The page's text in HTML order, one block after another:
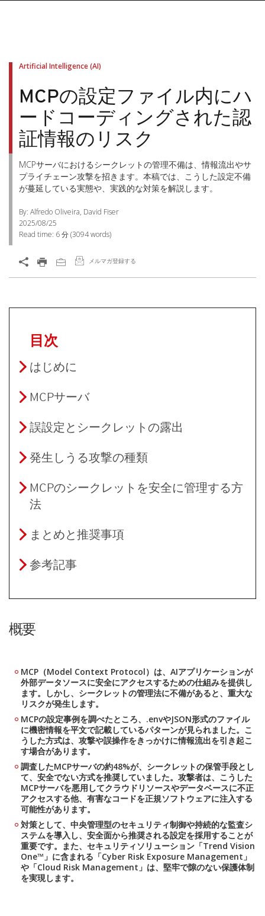
Artificial Intelligence (AI)
MCPの設定ファイル内にハ
ードコーディングされた認
証情報のリスク
MCPサーバにおけるシークレットの管理不備は、情報流出やサ
プライチェーン攻撃を招きます。本稿では、こうした設定不備
が蔓延している実態や、実践的な対策を解説します。
By: Alfredo Oliveira, David Fiser
2025/08/25
Read time: 6 分(3094words)
メルマガ登録する
目次
はじめに
MCPサーバ
誤設定とシークレットの露出
発生しうる攻撃の種類
MCPのシークレットを安全に管理する方
法
まとめと推奨事項
参考記事
概要
MCP（Model Context Protocol）は、AIアプリケーションが
外部データソースに安全にアクセスするための仕組みを提供し
ます。しかし、シークレットの管理法に不備があると、重大な
リスクが発生します。
MCPの設定事例を調べたところ、.envやJSON形式のファイル
に機密情報を平文で記載しているパターンが見られました。こ
うした方式は、攻撃や誤操作をきっかけに情報流出を引き起こ
す場合があります。
調査したMCPサーバの約48%が、シークレットの保管手段とし
て、安全でない方式を推奨していました。攻撃者は、こうした
MCPサーバを悪用してクラウドリソースやデータベースに不正
アクセスする他、有害なコードを正規ソフトウェアに注入する
可能性があります。
対策として、中央管理型のセキュリティ制御や持続的な監査シ
ステムを導入し、安全面から推奨される設定を採用することが
重要です。また、セキュリティソリューション「Trend Vision
One™」に含まれる「Cyber Risk Exposure Management」
や「Cloud Risk Management」は、堅牢で隙のない保護体制
を実現します。